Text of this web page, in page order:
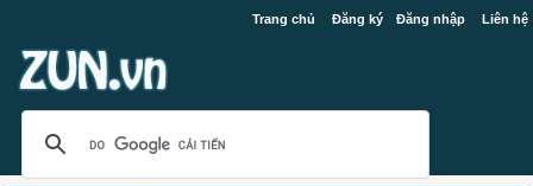
Trang chủ Đăng ký Đăng nhập Liên hệ